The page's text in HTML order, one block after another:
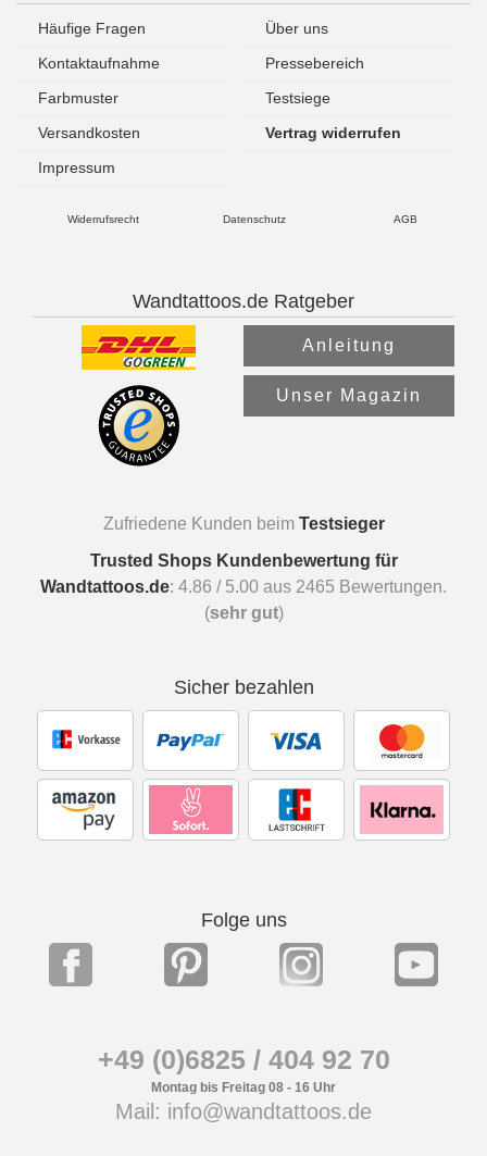
Häufige Fragen
Über uns
Kontaktaufnahme
Pressebereich
Farbmuster
Testsiege
Versandkosten
Vertrag widerrufen
Impressum
Widerrufsrecht Datenschutz AGB
Wandtattoos.de Ratgeber
Anleitung
Unser Magazin
Zufriedene Kunden beim Testsieger
Trusted Shops Kundenbewertung für
Wandtattoos.de: 4.86 / 5.00 aus 2465 Bewertungen.
(sehr gut)
Sicher bezahlen
Folge uns
+49 (0)6825 / 404 92 70
Montag bis Freitag 08 - 16 Uhr
Mail: info@wandtattoos.de